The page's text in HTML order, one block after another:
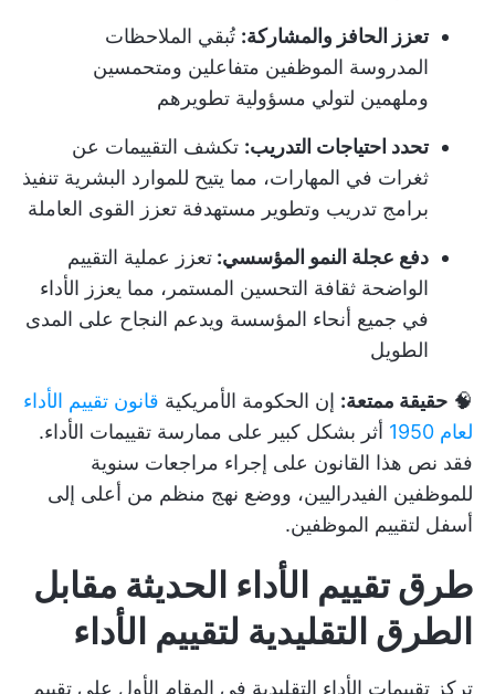
تعزز الحافز والمشاركة: تُبقي الملاحظات
المدروسة الموظفين متفاعلين ومتحمسين
وملهمين لتولي مسؤولية تطويرهم
تحدد احتياجات التدريب: تكشف التقييمات عن
ثغرات في المهارات، مما يتيح للموارد البشرية تنفيذ
برامج تدريب وتطوير مستهدفة تعزز القوى العاملة
دفع عجلة النمو المؤسسي: تعزز عملية التقييم
الواضحة ثقافة التحسين المستمر، مما يعزز الأداء
في جميع أنحاء المؤسسة ويدعم النجاح على المدى
الطويل
🧠 حقيقة ممتعة: إن الحكومة الأمريكية قانون تقييم الأداء
لعام 1950
أثر بشكل كبير على ممارسة تقييمات الأداء.
فقد نص هذا القانون على إجراء مراجعات سنوية
للموظفين الفيدراليين، ووضع نهج منظم من أعلى إلى
أسفل لتقييم الموظفين.
طرق تقييم الأداء الحديثة مقابل
الطرق التقليدية لتقييم الأداء
تركز تقييمات الأداء التقليدية في المقام الأول على تقييم